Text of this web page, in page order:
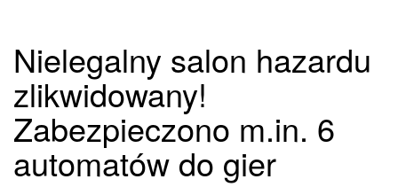
Nielegalny salon hazardu
zlikwidowany!
Zabezpieczono m.in. 6
automatów do gier